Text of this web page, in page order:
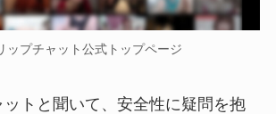
ップチャット公式トップページ
ットと聞いて、安全性に疑問を抱